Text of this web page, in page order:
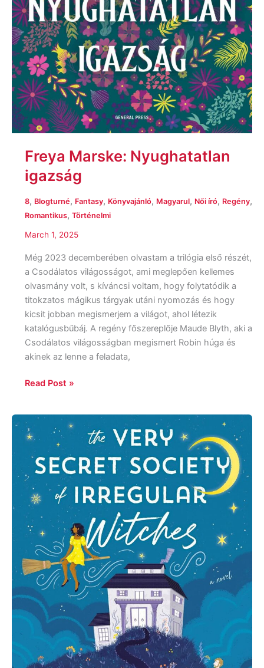
Freya Marske: Nyughatatlan
igazság
8, Blogturné, Fantasy, Könyvajánló, Magyarul, Női író, Regény,
Romantikus, Történelmi
March 1, 2025
Még 2023 decemberében olvastam a trilógia első részét,
a Csodálatos világosságot, ami meglepően kellemes
olvasmány volt, s kíváncsi voltam, hogy folytatódik a
titokzatos mágikus tárgyak utáni nyomozás és hogy
kicsit jobban megismerjem a világot, ahol létezik
katalógusbűbáj. A regény főszereplője Maude Blyth, aki a
Csodálatos világosságban megismert Robin húga és
akinek az lenne a feladata,
Read Post »
Sangu
Mandanna:
Very
Secret
Society
of
Irregular
Witches